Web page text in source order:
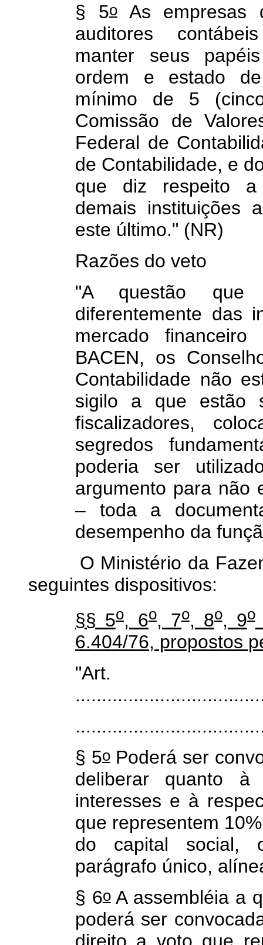
§ 5oAs empresas
auditores
manter seus
ordem e estado
mínimo de 5
Comissão de
Federal de
de Contabilidade, e
que diz respeito a
demais instituições
este último." (NR)
Razões do veto
"A questão
diferentemente das
mercado
BACEN, os
Contabilidade não
sigilo a que estão
fiscalizadores,
segredos
poderia ser
argumento para não
– toda a
desempenho da
O Ministério da
seguintes dispositivos:
§§ 5o, 6o, 7o, 8o, 9o
6.404/76, propostos
§ 5oPoderá ser
deliberar quanto
interesses e à
que representem
do capital social,
parágrafo único,
§ 6oA assembléia a
poderá ser